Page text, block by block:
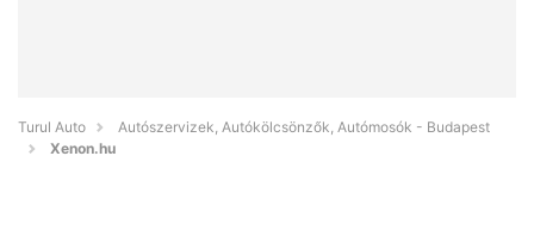
Turul Auto
Autószervizek, Autókölcsönzők, Autómosók - Budapest
Xenon.hu